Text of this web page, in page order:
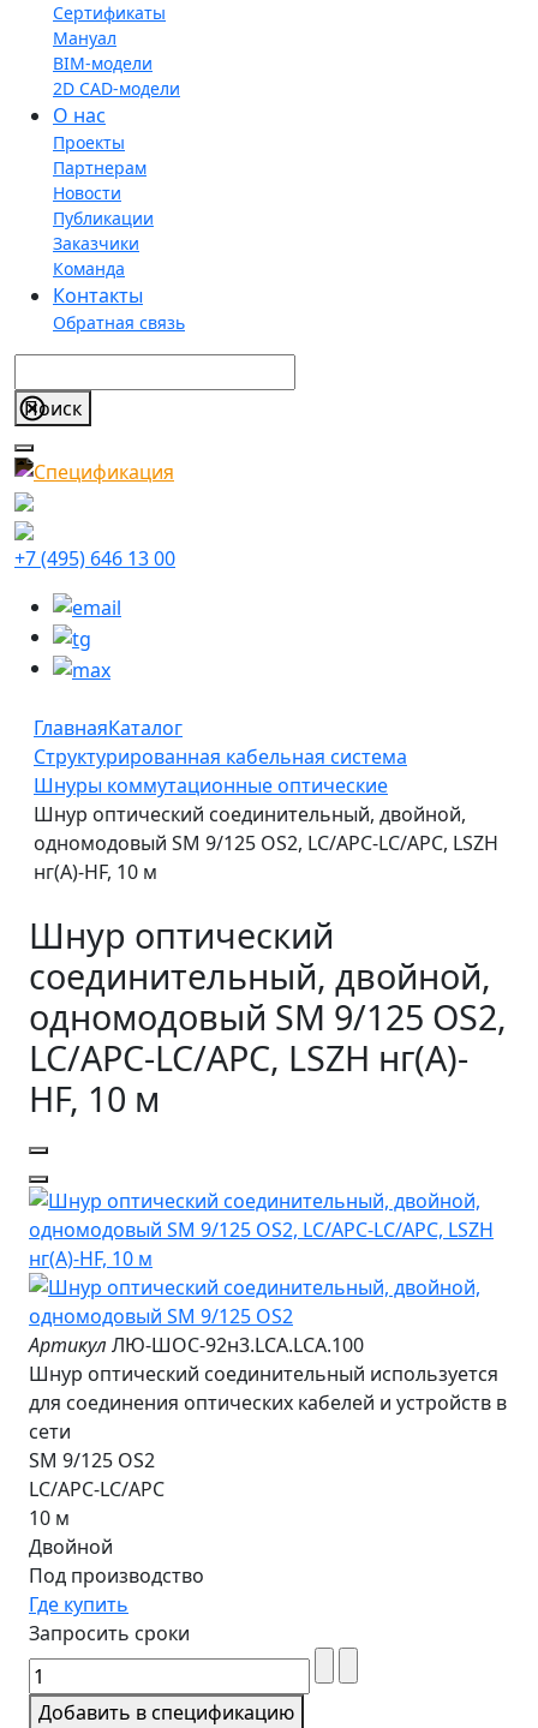
Сертификаты
Мануал
BIM-модели
2D CAD-модели
О нас
Проекты
Партнерам
Новости
Публикации
Заказчики
Команда
Контакты
Обратная связь
+7 (495) 646 13 00
ГлавнаяКаталог
Структурированная кабельная система
Шнуры коммутационные оптические
Шнур оптический соединительный, двойной,
одномодовый SM 9/125 OS2, LC/APC-LC/APC, LSZH
нг(A)-HF, 10 м
Шнур оптический
соединительный, двойной,
одномодовый SM 9/125 OS2,
LC/APC-LC/APC, LSZH нг(A)-
HF, 10 м
Артикул ЛЮ-ШОС-92н3.LCA.LCA.100
Шнур оптический соединительный используется
для соединения оптических кабелей и устройств в
сети
SM 9/125 OS2
LC/APC-LC/APC
10 м
Двойной
Под производство
Где купить
Запросить сроки
Добавить в спецификацию